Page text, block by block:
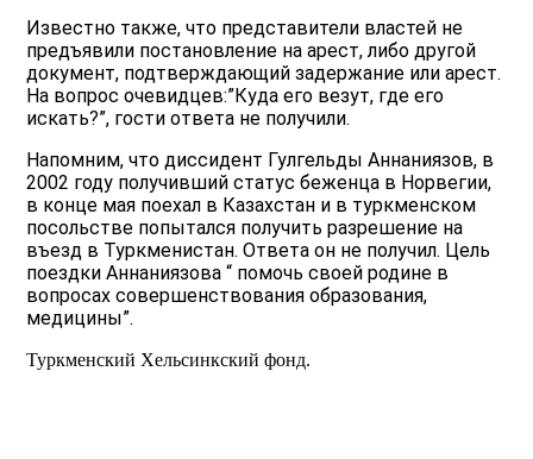
Известно также, что представители властей не
предъявили постановление на арест, либо другой
документ, подтверждающий задержание или арест.
На вопрос очевидцев:”Куда его везут, где его
искать?”, гости ответа не получили.
Напомним, что диссидент Гулгельды Аннаниязов, в
2002 году получивший статус беженца в Норвегии,
в конце мая поехал в Казахстан и в туркменском
посольстве попытался получить разрешение на
въезд в Туркменистан. Ответа он не получил. Цель
поездки Аннаниязова “ помочь своей родине в
вопросах совершенствования образования,
медицины”.
Туркменский Хельсинкский фонд.